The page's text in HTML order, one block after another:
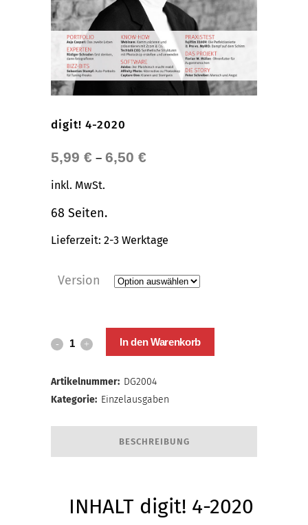
digit! 4-2020
5,99 € – 6,50 €
inkl. MwSt.
68 Seiten.
Lieferzeit: 2-3 Werktage
Version
digit!
2020
In den Warenkorb
Artikelnummer: DG2004
Kategorie: Einzelausgaben
BESCHREIBUNG
INHALT digit! 4-2020